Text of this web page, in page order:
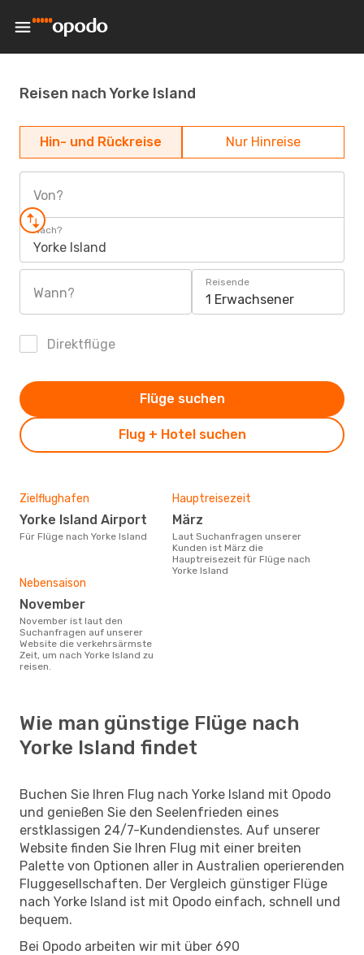
Reisen nach Yorke Island
Hin- und Rückreise Nur Hinreise
Von?
Nach?
Yorke Island
Wann?
Reisende
1 Erwachsener
Direktflüge
Flug + Hotel suchen
Flüge suchen
Zielflughafen
Yorke Island Airport
Für Flüge nach Yorke Island
Hauptreisezeit
März
Laut Suchanfragen unserer
Kunden ist März die
Hauptreisezeit für Flüge nach
Yorke Island
Nebensaison
November
November ist laut den
Suchanfragen auf unserer
Website die verkehrsärmste
Zeit, um nach Yorke Island zu
reisen.
Wie man günstige Flüge nach
Yorke Island findet
Buchen Sie Ihren Flug nach Yorke Island mit Opodo
und genießen Sie den Seelenfrieden eines
erstklassigen 24/7-Kundendienstes. Auf unserer
Website finden Sie Ihren Flug mit einer breiten
Palette von Optionen aller in Australien operierenden
Fluggesellschaften. Der Vergleich günstiger Flüge
nach Yorke Island ist mit Opodo einfach, schnell und
bequem.
Bei Opodo arbeiten wir mit über 690